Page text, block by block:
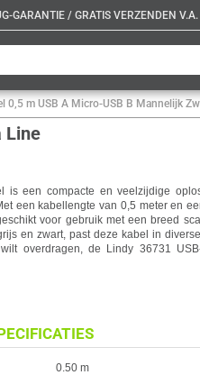
GARANTIE / GRATIS VERZENDEN
0,5 m USB A Micro-USB B Mannelijk
Line
is een compacte en veelzijdige
een kabellengte van 0,5 meter en
voor gebruik met een breed
en zwart, past deze kabel in
overdragen, de Lindy 36731
0.50 m